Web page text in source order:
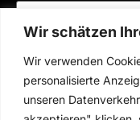
Wir schätzen
Wir verwenden
personalisierte
unseren
Der Münchner Rennverein